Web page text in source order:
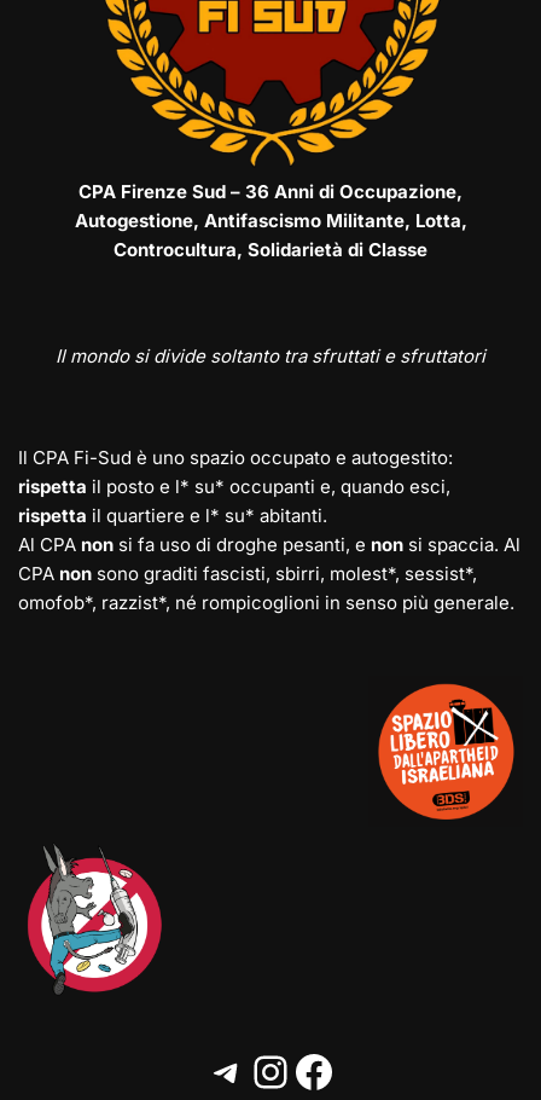
CPA Firenze Sud – 36 Anni di Occupazione,
Autogestione, Antifascismo Militante, Lotta,
Controcultura, Solidarietà di Classe
Il mondo si divide soltanto tra sfruttati e sfruttatori
Il CPA Fi-Sud è uno spazio occupato e autogestito:
rispetta il posto e l* su* occupanti e, quando esci,
rispetta il quartiere e l* su* abitanti.
Al CPA non si fa uso di droghe pesanti, e non si spaccia. Al
CPA non sono graditi fascisti, sbirri, molest*, sessist*,
omofob*, razzist*, né rompicoglioni in senso più generale.